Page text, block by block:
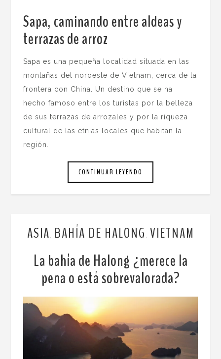
Sapa, caminando entre aldeas y
terrazas de arroz
Sapa es una pequeña localidad situada en las
montañas del noroeste de Vietnam, cerca de la
frontera con China. Un destino que se ha
hecho famoso entre los turistas por la belleza
de sus terrazas de arrozales y por la riqueza
cultural de las etnias locales que habitan la
región.
CONTINUAR LEYENDO
ASIA BAHÍA DE HALONG VIETNAM
La bahía de Halong ¿merece la
pena o está sobrevalorada?